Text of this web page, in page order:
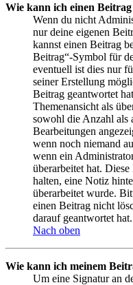
Wie kann ich einen
Wenn du nicht
nur deine eigenen
kannst einen Beitrag
Beitrag“-Symbol für
eventuell ist dies nur
seiner Erstellung
Beitrag geantwortet
Themenansicht als
sowohl die Anzahl als
Bearbeitungen
wenn noch niemand
wenn ein
überarbeitet hat.
halten, eine Notiz
überarbeitet wurde.
einen Beitrag nicht
darauf geantwortet hat.
Nach oben
Wie kann ich meinem
Um eine Signatur an